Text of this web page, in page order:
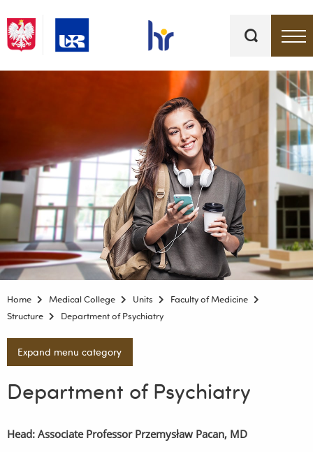
Home Medical College Units
Faculty of Medicine
Structure
Department of Psychiatry
Expand menu category
Department of Psychiatry
Head: Associate Professor Przemysław Pacan, MD